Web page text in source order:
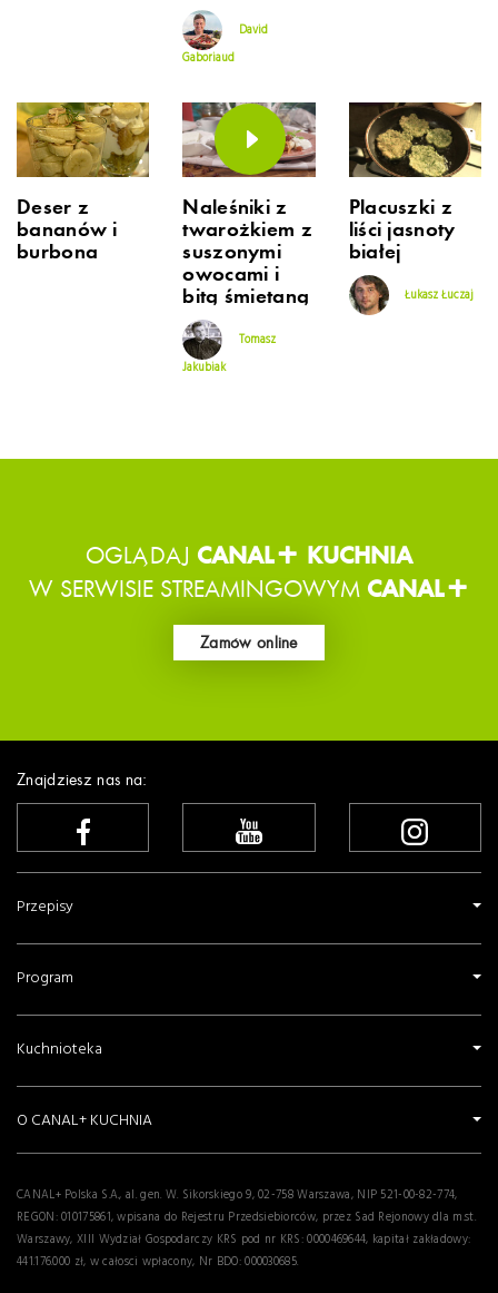
David
Gaboriaud
Deser z
bananów i
burbona
Naleśniki z
twarożkiem z
suszonymi
owocami i
bitą śmietaną
Tomasz
Jakubiak
Placuszki z
liści jasnoty
białej
Łukasz Łuczaj
OGLĄDAJ CANAL+ KUCHNIA
W SERWISIE STREAMINGOWYM CANAL+
Zamów online
Znajdziesz nas na:
Przepisy
Program
Kuchnioteka
O CANAL+ KUCHNIA
CANAL+ Polska S.A., al. gen. W. Sikorskiego 9, 02-758 Warszawa, NIP 521-00-82-774,
REGON: 010175861, wpisana do Rejestru Przedsiebiorców, przez Sad Rejonowy dla m.st.
Warszawy, XIII Wydział Gospodarczy KRS pod nr KRS: 0000469644, kapitał zakładowy:
441.176.000 zł, w całosci wpłacony, Nr BDO: 000030685.